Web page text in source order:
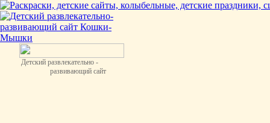
Детский развлекательно -
развивающий сайт